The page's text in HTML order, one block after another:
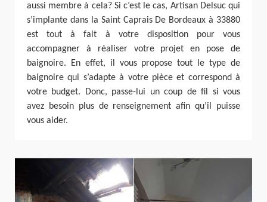
aussi membre à cela? Si c’est le cas, Artisan Delsuc qui
s’implante dans la Saint Caprais De Bordeaux à 33880
est tout à fait à votre disposition pour vous
accompagner à réaliser votre projet en pose de
baignoire. En effet, il vous propose tout le type de
baignoire qui s’adapte à votre pièce et correspond à
votre budget. Donc, passe-lui un coup de fil si vous
avez besoin plus de renseignement afin qu’il puisse
vous aider.